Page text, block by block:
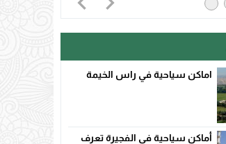
اماكن سياحية في راس الخيمة
أماكن سياحية في الفجيرة تعرف